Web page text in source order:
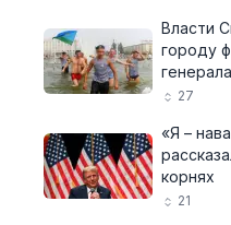
Власти
городу
27
«Я –
корнях
21